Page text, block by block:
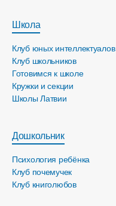
Школа
Клуб юных интеллектуалов
Клуб школьников
Готовимся к школе
Кружки и секции
Школы Латвии
Дошкольник
Психология ребёнка
Клуб почемучек
Клуб книголюбов